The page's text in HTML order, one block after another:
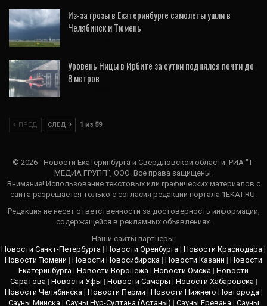
Из-за грозы в Екатеринбурге самолеты ушли в
Челябинск и Тюмень
Уровень Ницы в Ирбите за сутки поднялся почти до
8 метров
ПРЕД СЛЕД 1 из 59
© 2026 - Новости Екатеринбурга и Свердловской области. РИА "Т-
МЕДИА ГРУПП", ООО. Все права защищены.
Внимание! Использование текстовых или графических материалов с
сайта разрешается только c согласия редакции портала 1EKAT.RU.
Редакция не несет ответственности за достоверность информации,
содержащейся в рекламных объявлениях.
Наши сайты партнеры:
Новости Санкт-Петербурга | Новости Оренбурга | Новости Краснодара |
Новости Тюмени | Новости Новосибирска | Новости Казани | Новости
Екатеринбурга | Новости Воронежа | Новости Омска | Новости
Саратова| Новости Уфы | Новости Самары | Новости Хабаровска|
Новости Челябинска| Новости Перми | Новости Нижнего Новгорода|
Сауны Минска| Сауны Нур-Султана (Астаны) | Сауны Еревана| Сауны